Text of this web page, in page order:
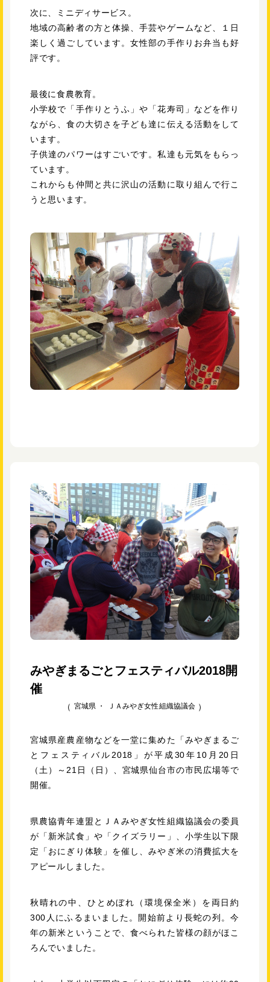
次に、ミニディサービス。
地域の高齢者の方と体操、手芸やゲームなど、１日
楽しく過ごしています。女性部の手作りお弁当も好
評です。
最後に食農教育。
小学校で「手作りとうふ」や「花寿司」などを作り
ながら、食の大切さを子ども達に伝える活動をして
います。
子供達のパワーはすごいです。私達も元気をもらっ
ています。
これからも仲間と共に沢山の活動に取り組んで行こ
うと思います。
みやぎまるごとフェスティバル2018開
催
宮城県 ・ ＪＡみやぎ女性組織協議会
宮城県産農産物などを一堂に集めた「みやぎまるご
とフェスティバル2018」が平成30年10月20日
（土）～21日（日）、宮城県仙台市の市民広場等で
開催。
県農協青年連盟とＪＡみやぎ女性組織協議会の委員
が「新米試食」や「クイズラリー」、小学生以下限
定「おにぎり体験」を催し、みやぎ米の消費拡大を
アピールしました。
秋晴れの中、ひとめぼれ（環境保全米）を両日約
300人にふるまいました。開始前より長蛇の列。今
年の新米ということで、食べられた皆様の顔がほこ
ろんでいました。